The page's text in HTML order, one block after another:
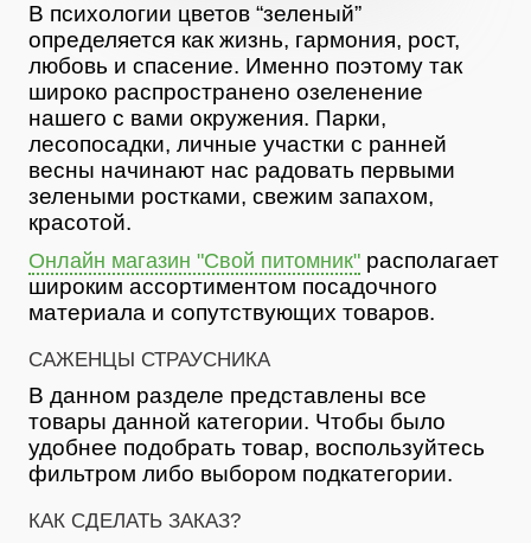
В психологии цветов “зеленый”
определяется как жизнь, гармония, рост,
любовь и спасение. Именно поэтому так
широко распространено озеленение
нашего с вами окружения. Парки,
лесопосадки, личные участки с ранней
весны начинают нас радовать первыми
зелеными ростками, свежим запахом,
красотой.
Онлайн магазин "Свой питомник" располагает
широким ассортиментом посадочного
материала и сопутствующих товаров.
САЖЕНЦЫ СТРАУСНИКА
В данном разделе представлены все
товары данной категории. Чтобы было
удобнее подобрать товар, воспользуйтесь
фильтром либо выбором подкатегории.
КАК СДЕЛАТЬ ЗАКАЗ?